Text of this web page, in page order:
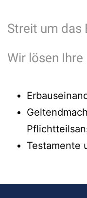
Streit um das
Wir lösen
Testamente